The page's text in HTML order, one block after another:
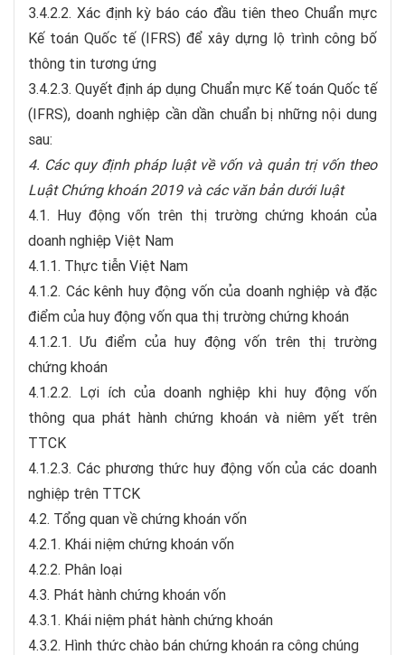
3.4.2.2. Xác định kỳ báo cáo đầu tiên theo Chuẩn mực
Kế toán Quốc tế (IFRS) để xây dựng lộ trình công bố
thông tin tương ứng
3.4.2.3. Quyết định áp dụng Chuẩn mực Kế toán Quốc tế
(IFRS), doanh nghiệp cần dần chuẩn bị những nội dung
sau:
4. Các quy định pháp luật về vốn và quản trị vốn theo
Luật Chứng khoán 2019 và các văn bản dưới luật
4.1. Huy động vốn trên thị trường chứng khoán của
doanh nghiệp Việt Nam
4.1.1. Thực tiễn Việt Nam
4.1.2. Các kênh huy động vốn của doanh nghiệp và đặc
điểm của huy động vốn qua thị trường chứng khoán
4.1.2.1. Ưu điểm của huy động vốn trên thị trường
chứng khoán
4.1.2.2. Lợi ích của doanh nghiệp khi huy động vốn
thông qua phát hành chứng khoán và niêm yết trên
TTCK
4.1.2.3. Các phương thức huy động vốn của các doanh
nghiệp trên TTCK
4.2. Tổng quan về chứng khoán vốn
4.2.1. Khái niệm chứng khoán vốn
4.2.2. Phân loại
4.3. Phát hành chứng khoán vốn
4.3.1. Khái niệm phát hành chứng khoán
4.3.2. Hình thức chào bán chứng khoán ra công chúng